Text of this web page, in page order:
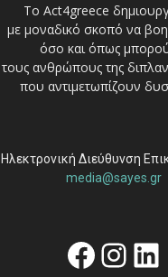
Το Act4greece
με μοναδικό σκοπό να
όσο και όπως
τους ανθρώπους της
που αντιμετωπίζουν
Ηλεκτρονική Διεύθυνση
media@sayes.gr